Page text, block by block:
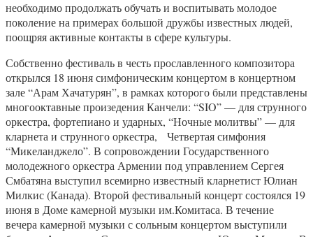
необходимо продолжать обучать и воспитывать молодое
поколение на примерах большой дружбы известных людей,
поощряя активные контакты в сфере культуры.
Собственно фестиваль в честь прославленного композитора
открылся 18 июня симфоническим концертом в концертном
зале “Арам Хачатурян”, в рамках которого были представлены
многооктавные произедения Канчели: “SIO” — для струнного
оркестра, фортепиано и ударных, “Ночные молитвы” — для
кларнета и струнного оркестра, Четвертая симфония
“Микеланджело”. В сопровождении Государственного
молодежного оркестра Армении под управлением Сергея
Смбатяна выступил всемирно известный кларнетист Юлиан
Милкис (Канада). Второй фестивальный концерт состоялся 19
июня в Доме камерной музыки им.Комитаса. В течение
вечера камерной музыки с сольным концертом выступили